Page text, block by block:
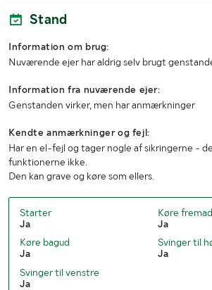
Stand
Information om brug:
Nuværende ejer har aldrig selv brugt
Information fra nuværende ejer:
Genstanden virker, men har anmærkninger
Kendte anmærkninger og fejl:
Har en el-fejl og tager nogle af sikringerne -
funktionerne ikke.
Den kan grave og køre som ellers.
Starter
Ja
Køre fremad
Ja
Køre bagud
Ja
Svinger til
Ja
Svinger til venstre
Ja